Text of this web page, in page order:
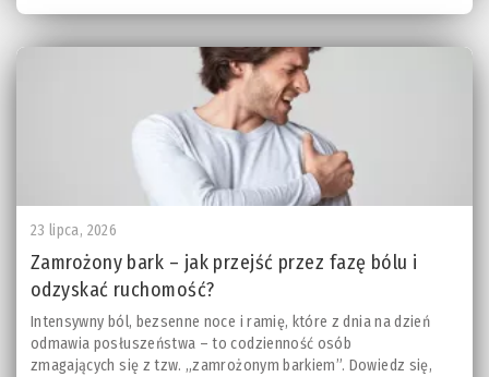
23 lipca, 2026
Zamrożony bark – jak przejść przez fazę bólu i
odzyskać ruchomość?
Intensywny ból, bezsenne noce i ramię, które z dnia na dzień
odmawia posłuszeństwa – to codzienność osób
zmagających się z tzw. „zamrożonym barkiem”. Dowiedz się,